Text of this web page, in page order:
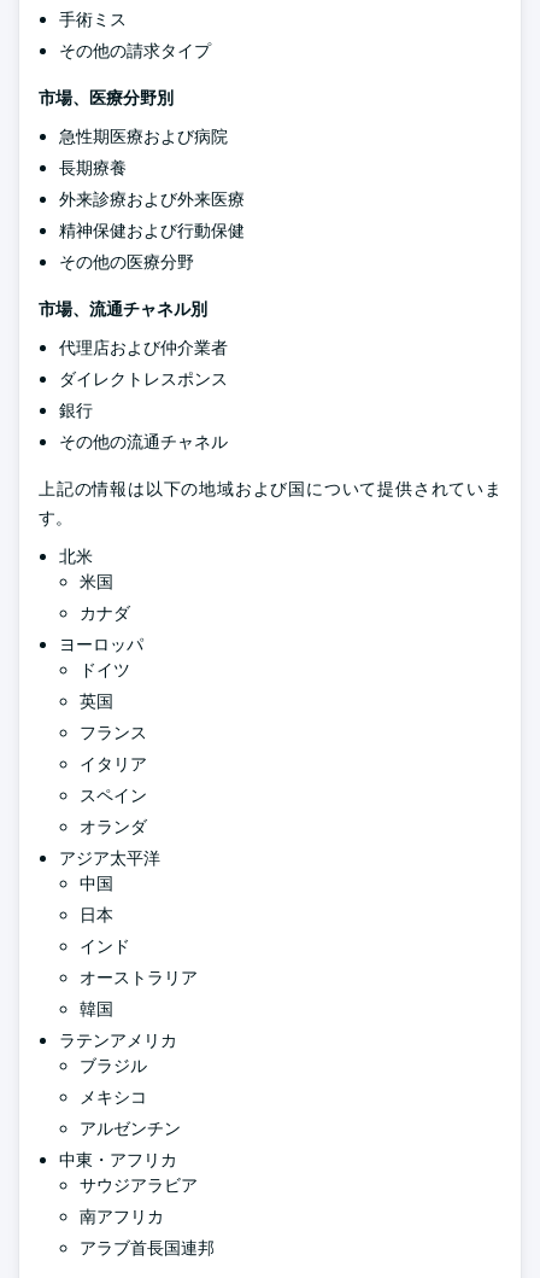
手術ミス
その他の請求タイプ
市場、医療分野別
急性期医療および病院
長期療養
外来診療および外来医療
精神保健および行動保健
その他の医療分野
市場、流通チャネル別
代理店および仲介業者
ダイレクトレスポンス
銀行
その他の流通チャネル
上記の情報は以下の地域および国について提供されていま
す。
北米
米国
カナダ
ヨーロッパ
ドイツ
英国
フランス
イタリア
スペイン
オランダ
アジア太平洋
中国
日本
インド
オーストラリア
韓国
ラテンアメリカ
ブラジル
メキシコ
アルゼンチン
中東・アフリカ
サウジアラビア
南アフリカ
アラブ首長国連邦